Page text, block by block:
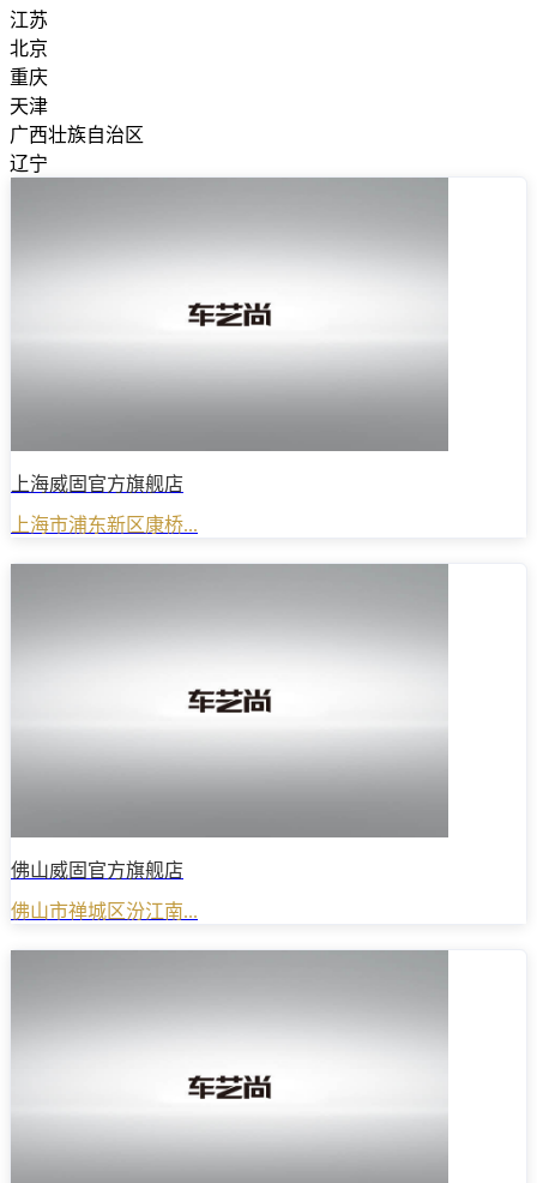
江苏
北京
重庆
天津
广西壮族自治区
辽宁
上海威固官方旗舰店
上海市浦东新区康桥...
佛山威固官方旗舰店
佛山市禅城区汾江南...